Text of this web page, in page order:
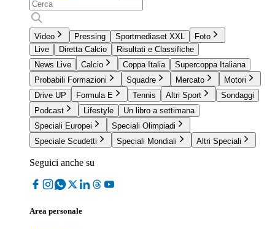
Video Pressing Sportmediaset XXL
Foto
Live
Diretta Calcio
Risultati e Classifiche
News Live
Calcio Coppa Italia
Supercoppa Italiana
Probabili Formazioni
Squadre Mercato
Motori
Drive UP
Formula E Tennis Altri Sport
Sondaggi
Podcast
Lifestyle
Un libro a settimana
Speciali Europei
Speciali Olimpiadi
Speciale Scudetti
Speciali Mondiali Altri Speciali
Seguici anche su
Area personale